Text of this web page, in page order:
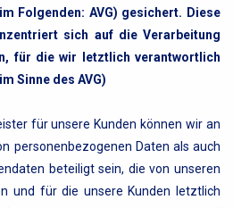
Folgenden: AVG) gesichert. Diese
sich auf die Verarbeitung
für die wir letztlich verantwortlich
Sinne des AVG)
für unsere Kunden können wir an
personenbezogenen Daten als auch
beteiligt sein, die von unseren
und für die unsere Kunden letztlich